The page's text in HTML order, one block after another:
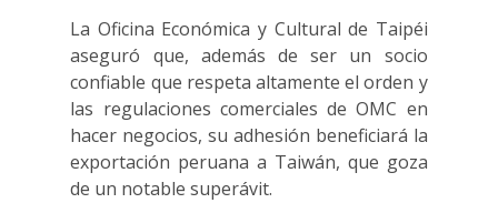
La Oficina Económica y Cultural de Taipéi
aseguró que, además de ser un socio
confiable que respeta altamente el orden y
las regulaciones comerciales de OMC en
hacer negocios, su adhesión beneficiará la
exportación peruana a Taiwán, que goza
de un notable superávit.